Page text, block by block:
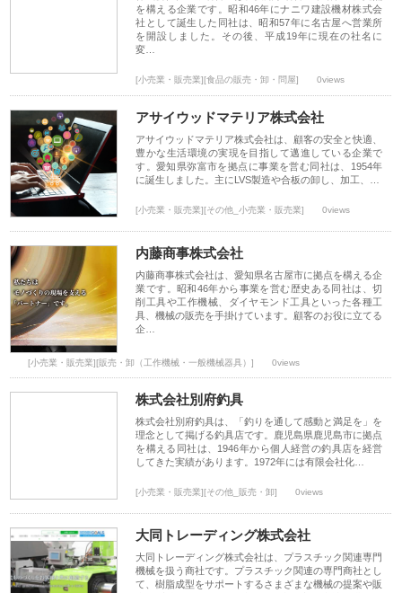
を構える企業です。昭和46年にナニワ建設機材株式会
社として誕生した同社は、昭和57年に名古屋へ営業所
を開設しました。その後、平成19年に現在の社名に
変…
[小売業・販売業][食品の販売・卸・問屋] 0views
アサイウッドマテリア株式会社
アサイウッドマテリア株式会社は、顧客の安全と快適、
豊かな生活環境の実現を目指して邁進している企業で
す。愛知県弥富市を拠点に事業を営む同社は、1954年
に誕生しました。主にLVS製造や合板の卸し、加工、…
[小売業・販売業][その他_小売業・販売業] 0views
内藤商事株式会社
内藤商事株式会社は、愛知県名古屋市に拠点を構える企
業です。昭和46年から事業を営む歴史ある同社は、切
削工具や工作機械、ダイヤモンド工具といった各種工
具、機械の販売を手掛けています。顧客のお役に立てる
企…
[小売業・販売業][販売・卸（工作機械・一般機械器具）] 0views
株式会社別府釣具
株式会社別府釣具は、「釣りを通して感動と満足を」を
理念として掲げる釣具店です。鹿児島県鹿児島市に拠点
を構える同社は、1946年から個人経営の釣具店を経営
してきた実績があります。1972年には有限会社化…
[小売業・販売業][その他_販売・卸] 0views
大同トレーディング株式会社
大同トレーディング株式会社は、プラスチック関連専門
機械を扱う商社です。プラスチック関連の専門商社とし
て、樹脂成型をサポートするさまざまな機械の提案や販